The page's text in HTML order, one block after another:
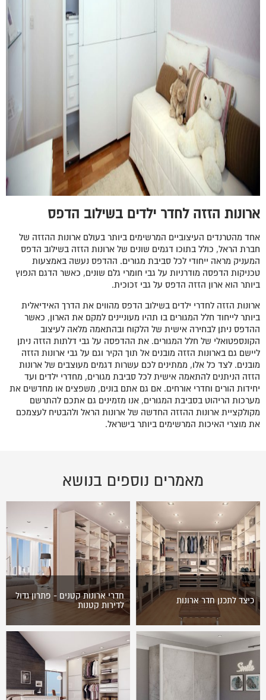
ארונות הזזה לחדר ילדים בשילוב הדפס
אחד מהטרנדים העיצוביים המרשימים ביותר בעולם ארונות ההזזה של
חברת הראל, כולל בתוכו דגמים שונים של ארונות הזזה בשילוב הדפס
המעניק מראה ייחודי לכל סביבת מגורים. ההדפס נעשה באמצעות
טכניקות הדפסה מודרניות על גבי חומרי גלם שונים, כאשר הדגם הנפוץ
ביותר הוא ארון הזזה הדפס על גבי זכוכית.
ארונות הזזה לחדרי ילדים בשילוב הדפס מהווים את הדרך האידיאלית
ביותר לייחוד חלל המגורים בו תהיו מעוניינים למקם את הארון, כאשר
ההדפס ניתן לבחירה אישית של הלקוח ובהתאמה מלאה לעיצוב
הקונספטואלי של חלל המגורים. את ההדפסה על גבי דלתות הזזה ניתן
ליישם גם בארונות הזזה מובנים אל תוך הקיר וגם על גבי ארונות הזזה
מובנים. לצד כל אלו, ממתינים לכם עשרות דגמים מעוצבים של ארונות
הזזה הניתנים להתאמה אישית לכל סביבת מגורים, מחדרי ילדים ועד
יחידות הורים וחדרי אורחים. אם גם אתם בונים, משפצים או מחדשים את
מערכות הריהוט בסביבת המגורים, אנו מזמינים גם אתכם להתרשם
מקולקציית ארונות ההזזה החדשה של ארונות הראל ולהבטיח לעצמכם
את מוצרי האיכות המרשימים ביותר בישראל.
מאמרים נוספים בנושא
כיצד לתכנן חדר ארונות
השפע המצוי בעולמנו מביא
איתו, מעבר לאיכות חיים גבוהה,
גם בעיות אחסון ומקום. מה
אפשר לעשות עם כל הבגדים,
הנעליים…
חדרי ארונות קטנים - פתרון גדול
לדירות קטנות
חדרי ארונות הפכו בשנים
האחרונות לפתרון אחסון הבגדים
הנוח והמבוקש ביותר. עם זאת,
חדרי ארונות נתפשים כמוצר
יוקרתי שרק בעלי…